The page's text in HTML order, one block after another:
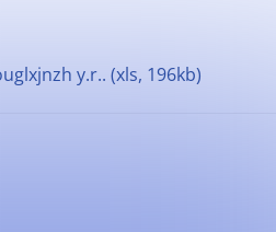
y.r.. (xls, 196kb)